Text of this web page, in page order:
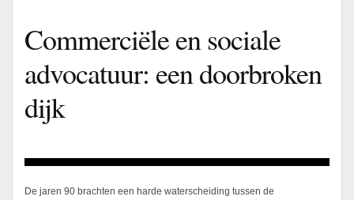
Commerciële en sociale
advocatuur: een doorbroken
dijk
De jaren 90 brachten een harde waterscheiding tussen de